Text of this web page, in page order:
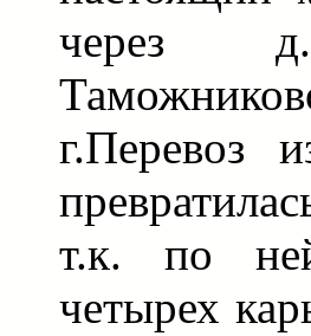
через
г.Перевоз
т.к. по
четырех